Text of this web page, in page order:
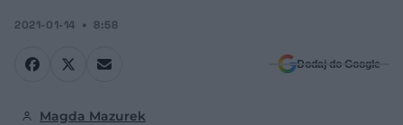
2021-01-14 8:58
Dodaj do Google
Magda Mazurek